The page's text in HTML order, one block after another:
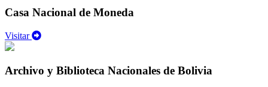
Casa Nacional de Moneda
Visitar
Archivo y Biblioteca Nacionales de Bolivia